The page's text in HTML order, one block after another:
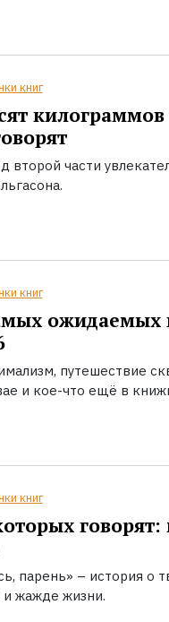
книг
второй части
книг
путешествие
и кое-что ещё в
книг
парень» – история о
жажде жизни.